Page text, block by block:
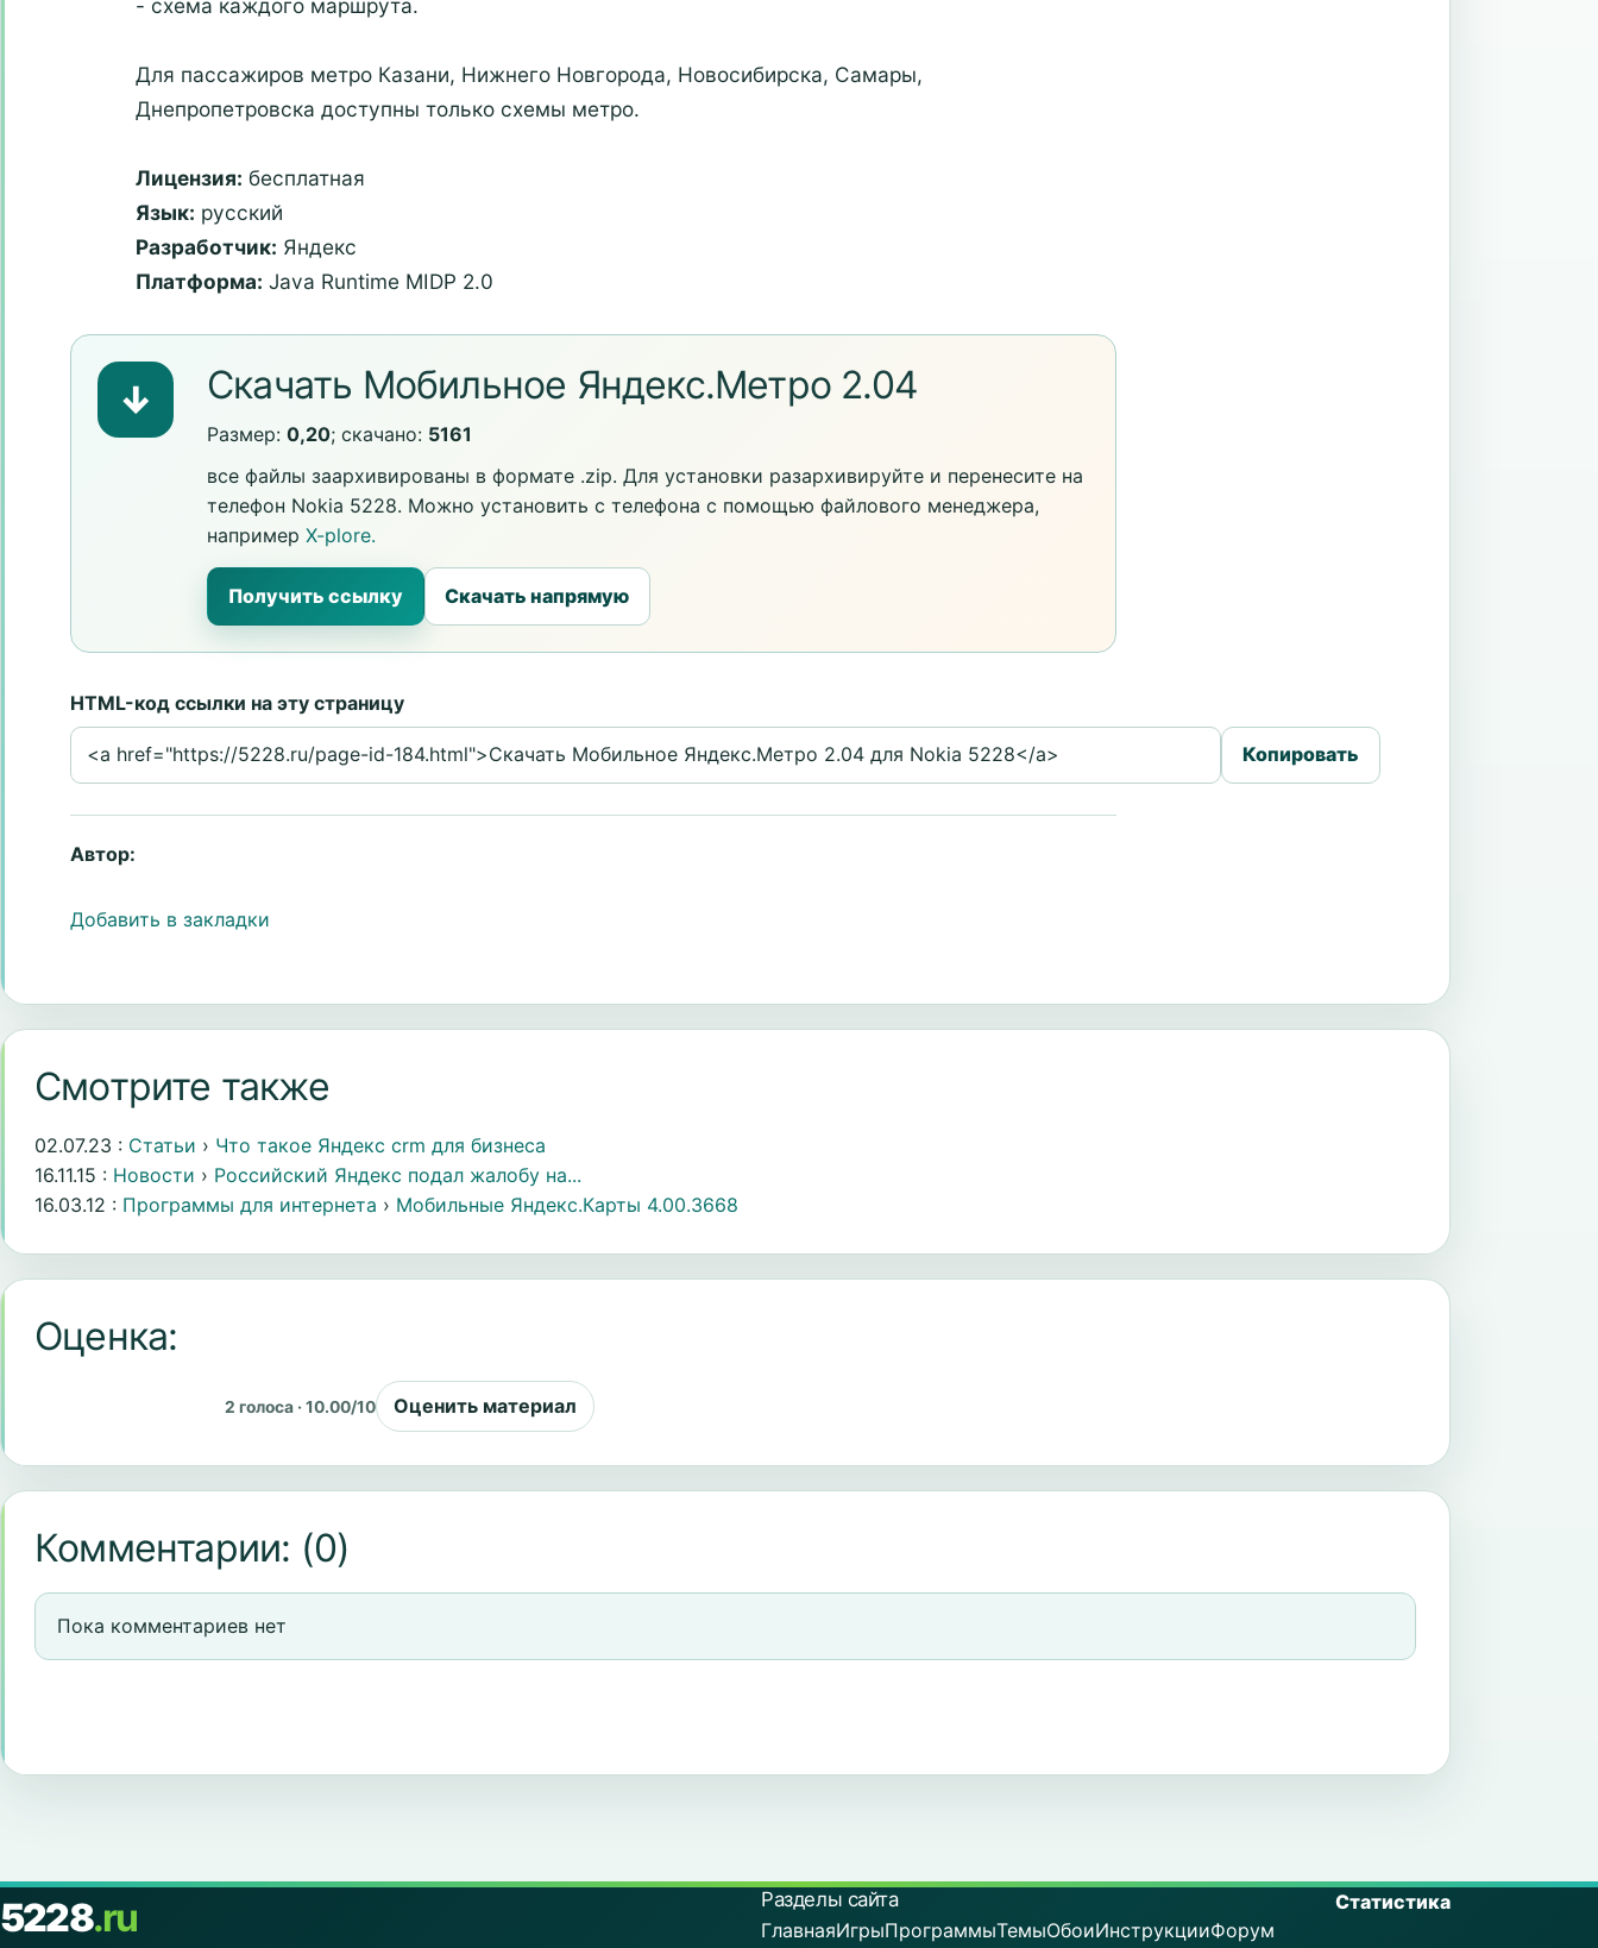
- схема каждого маршрута.
Для пассажиров метро Казани, Нижнего Новгорода, Новосибирска, Самары,
Днепропетровска доступны только схемы метро.
Лицензия: бесплатная
Язык: русский
Разработчик: Яндекс
Платформа: Java Runtime MIDP 2.0
↓ Скачать Мобильное Яндекс.Метро 2.04
Размер: 0,20; скачано: 5161
все файлы заархивированы в формате .zip. Для установки разархивируйте и перенесите на
телефон Nokia 5228. Можно установить с телефона с помощью файлового менеджера,
например X-plore.
Получить ссылку Скачать напрямую
HTML-код ссылки на эту страницу
Копировать
Автор:
Добавить в закладки
Смотрите также
02.07.23 : Статьи › Что такое Яндекс crm для бизнеса
16.11.15 : Новости › Российский Яндекс подал жалобу на...
16.03.12 : Программы для интернета › Мобильные Яндекс.Карты 4.00.3668
Оценка:
2 голоса · 10.00/10 Оценить материал
Комментарии: (0)
Пока комментариев нет
5228.ru
Разделы сайта
ГлавнаяИгрыПрограммыТемыОбоиИнструкцииФорум
Статистика